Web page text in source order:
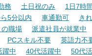
務 土日祝のみ 1日7時
5分以内 車通勤可 き
職場 派遣社員が就業中
PCスキル不要 英語力不
躍中 40代活躍中 50代